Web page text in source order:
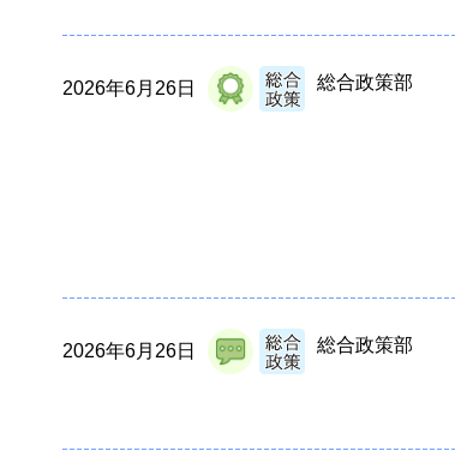
2026年6月26日 総合政策部
2026年6月26日 総合政策部